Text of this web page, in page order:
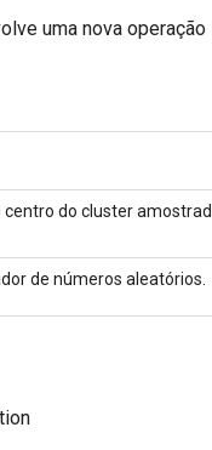
uma nova
do cluster
de números aleatórios.